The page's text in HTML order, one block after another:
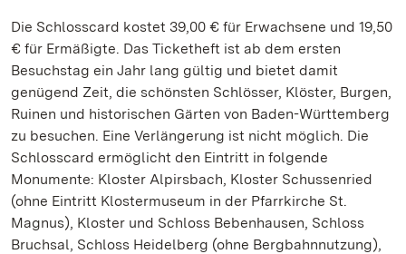
Die Schlosscard kostet 39,00 € für Erwachsene und 19,50
€ für Ermäßigte. Das Ticketheft ist ab dem ersten
Besuchstag ein Jahr lang gültig und bietet damit
genügend Zeit, die schönsten Schlösser, Klöster, Burgen,
Ruinen und historischen Gärten von Baden-Württemberg
zu besuchen. Eine Verlängerung ist nicht möglich. Die
Schlosscard ermöglicht den Eintritt in folgende
Monumente: Kloster Alpirsbach, Kloster Schussenried
(ohne Eintritt Klostermuseum in der Pfarrkirche St.
Magnus), Kloster und Schloss Bebenhausen, Schloss
Bruchsal, Schloss Heidelberg (ohne Bergbahnnutzung),